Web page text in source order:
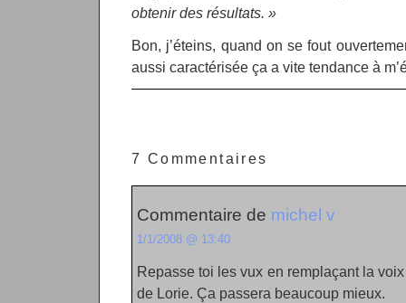
obtenir des résultats. »
Bon, j’éteins, quand on se fout
aussi caractérisée ça a vite tendance à
7 Commentaires
Commentaire de michel v
1/1/2008 @ 13:40
Repasse toi les vux en remplaçant la
de Lorie. Ça passera beaucoup mieux.